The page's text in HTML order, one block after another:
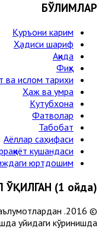
БЎЛИМЛАР
Қуръони карим
Ҳадиси шариф
Ақида
Фиқҳ
ва ислом тарихи
Ҳаж ва умра
Кутубхона
Фатволар
Табобат
Аёллар саҳифаси
кушандаси
юртдошим
ЎҚИЛГАН (1 ойда)
қуйидаги кўринишда